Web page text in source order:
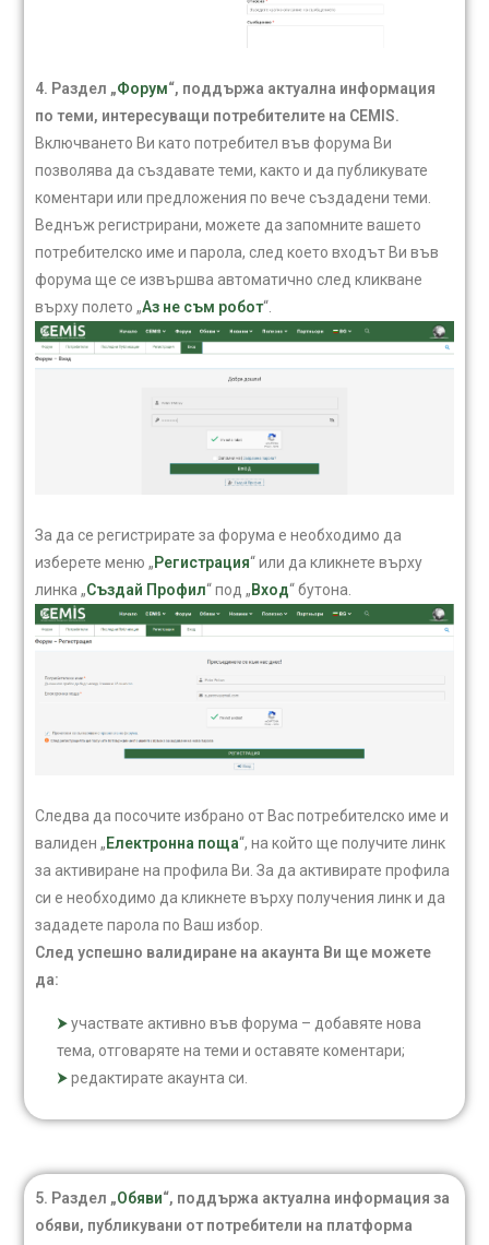
4. Раздел „Форум“, поддържа актуална информация
по теми, интересуващи потребителите на CEMIS.
Включването Ви като потребител във форума Ви
позволява да създавате теми, както и да публикувате
коментари или предложения по вече създадени теми.
Веднъж регистрирани, можете да запомните вашето
потребителско име и парола, след което входът Ви във
форума ще се извършва автоматично след кликване
върху полето „Аз не съм робот“.
За да се регистрирате за форума е необходимо да
изберете меню „Регистрация“ или да кликнете върху
линка „Създай Профил“ под „Вход“ бутона.
Следва да посочите избрано от Вас потребителско име и
валиден „Електронна поща“, на който ще получите линк
за активиране на профила Ви. За да активирате профила
си е необходимо да кликнете върху получения линк и да
зададете парола по Ваш избор.
След успешно валидиране на акаунта Ви ще можете
да:
участвате активно във форумa – добавяте нова
тема, отговаряте на теми и оставяте коментари;
редактирате акаунта си.
5. Раздел „Обяви“, поддържа актуална информация за
обяви, публикувани от потребители на платформа